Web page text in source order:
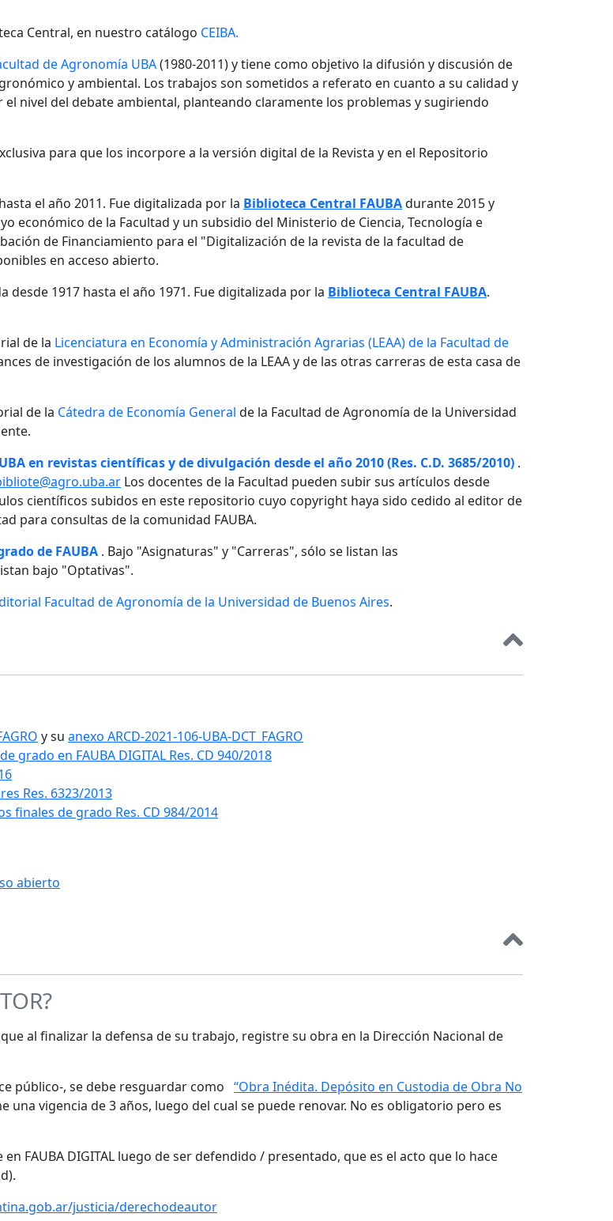
Central, en nuestro catálogo CEIBA.
de Agronomía UBA(1980-2011) y tiene como objetivo la difusión y discusión de
y ambiental. Los trabajos son sometidos a referato en cuanto a su calidad y
nivel del debate ambiental, planteando claramente los problemas y sugiriendo
para que los incorpore a la versión digital de la Revista y en el Repositorio
el año 2011. Fue digitalizada por la Biblioteca Central FAUBAdurante 2015 y
económico de la Facultad y un subsidio del Ministerio de Ciencia, Tecnología e
de Financiamiento para el "Digitalización de la revista de la facultad de
en acceso abierto.
desde 1917 hasta el año 1971. Fue digitalizada por la Biblioteca Central FAUBA.
de la Licenciatura en Economía y Administración Agrarias (LEAA) de la Facultad de
de investigación de los alumnos de la LEAA y de las otras carreras de esta casa de
de la Cátedra de Economía General de la Facultad de Agronomía de la Universidad
en revistas científicas y de divulgación desde el año 2010 (Res. C.D. 3685/2010) .
Los docentes de la Facultad pueden subir sus artículos desde
científicos subidos en este repositorio cuyo copyright haya sido cedido al editor de
para consultas de la comunidad FAUBA.
de FAUBA . Bajo "Asignaturas" y "Carreras", sólo se listan las
bajo "Optativas".
Facultad de Agronomía de la Universidad de Buenos Aires.
y su anexo ARCD-2021-106-UBA-DCT_FAGRO
en FAUBA DIGITAL Res. CD 940/2018
Res. 6323/2013
finales de grado Res. CD 984/2014
abierto
al finalizar la defensa de su trabajo, registre su obra en la Dirección Nacional de
público-, se debe resguardar como “Obra Inédita. Depósito en Custodia de Obra No
vigencia de 3 años, luego del cual se puede renovar. No es obligatorio pero es
FAUBA DIGITAL luego de ser defendido / presentado, que es el acto que lo hace
justicia/derechodeautor